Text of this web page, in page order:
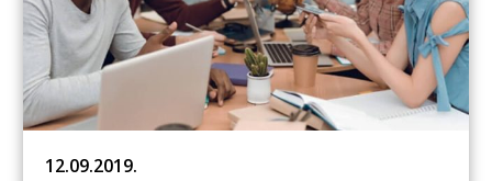
12.09.2019.